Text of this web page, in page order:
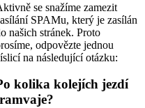
se snažíme zamezit
SPAMu, který je zasílán
našich stránek. Proto
odpovězte jednou
na následující otázku:
kolika kolejích jezdí